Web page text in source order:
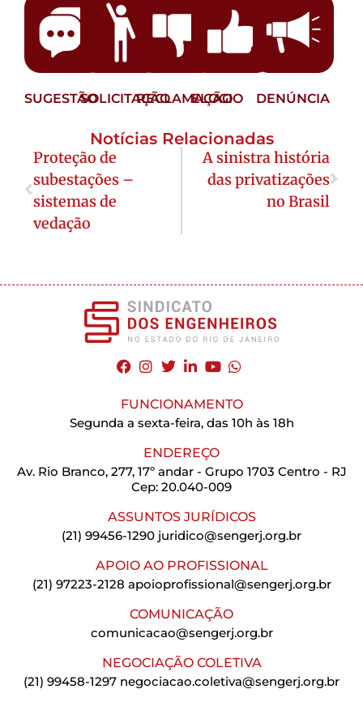
SUGESTÃOSOLICITAÇÃORECLAMAÇÃO
ELOGIO DENÚNCIA
Notícias Relacionadas
Proteção de
subestações –
sistemas de
vedação
A sinistra história
das privatizações
no Brasil
FUNCIONAMENTO
Segunda a sexta-feira, das 10h às 18h
ENDEREÇO
Av. Rio Branco, 277, 17º andar - Grupo 1703 Centro - RJ
Cep: 20.040-009
ASSUNTOS JURÍDICOS
(21) 99456-1290 juridico@sengerj.org.br
APOIO AO PROFISSIONAL
(21) 97223-2128 apoioprofissional@sengerj.org.br
COMUNICAÇÃO
comunicacao@sengerj.org.br
NEGOCIAÇÃO COLETIVA
(21) 99458-1297 negociacao.coletiva@sengerj.org.br